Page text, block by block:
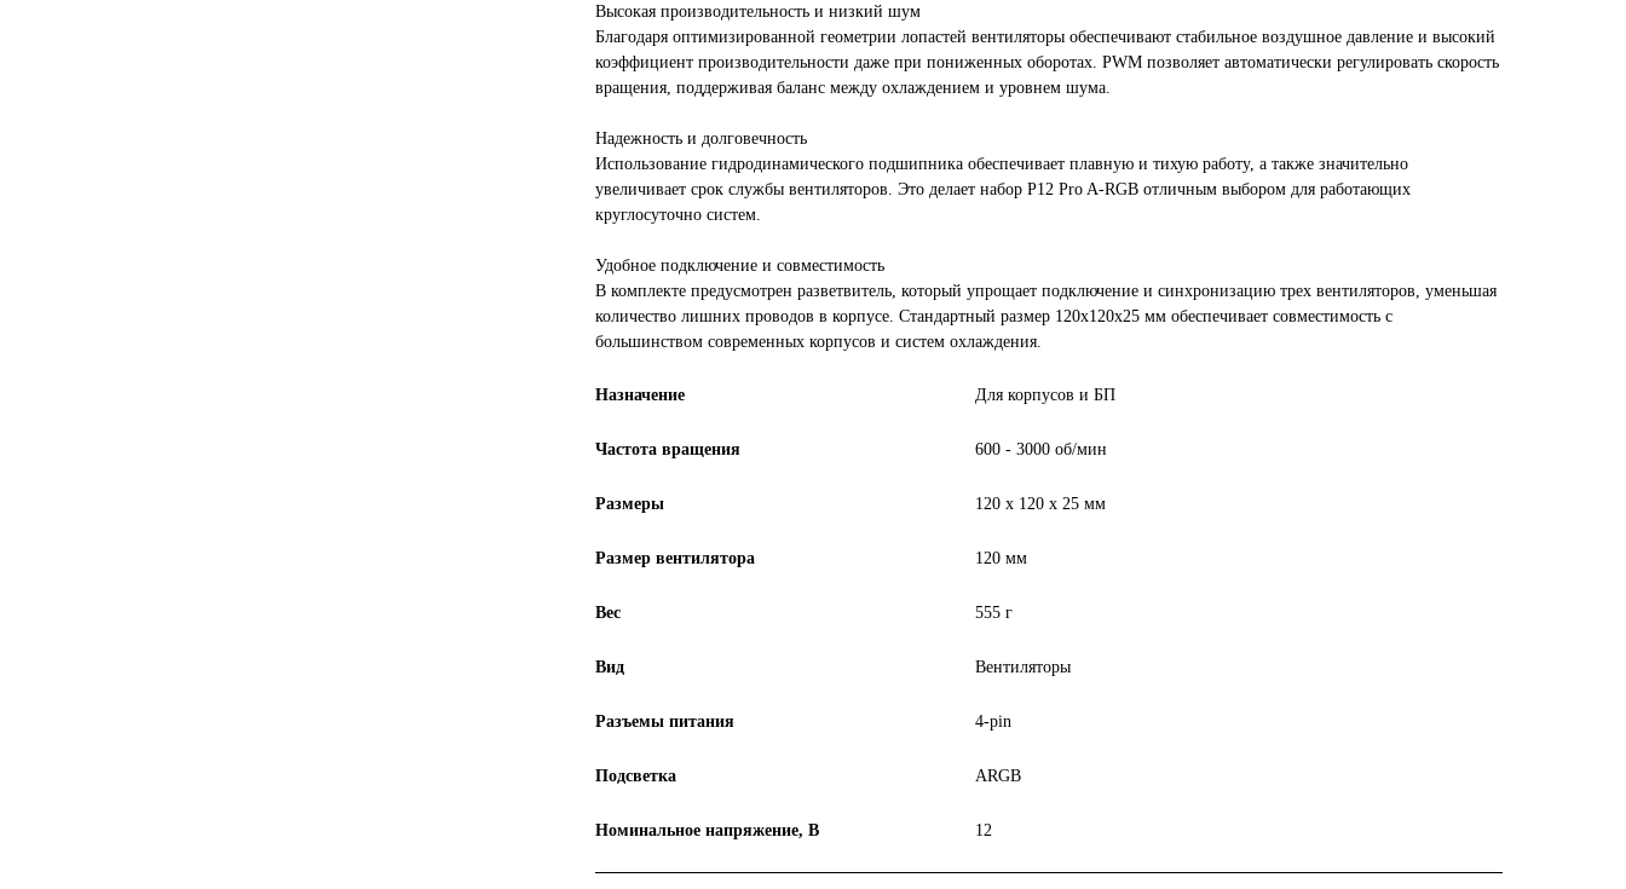
Высокая производительность и низкий шум
Благодаря оптимизированной геометрии лопастей вентиляторы обеспечивают стабильное воздушное давление и высокий
коэффициент производительности даже при пониженных оборотах. PWM позволяет автоматически регулировать скорость
вращения, поддерживая баланс между охлаждением и уровнем шума.
Надежность и долговечность
Использование гидродинамического подшипника обеспечивает плавную и тихую работу, а также значительно
увеличивает срок службы вентиляторов. Это делает набор P12 Pro A-RGB отличным выбором для работающих
круглосуточно систем.
Удобное подключение и совместимость
В комплекте предусмотрен разветвитель, который упрощает подключение и синхронизацию трех вентиляторов, уменьшая
количество лишних проводов в корпусе. Стандартный размер 120х120х25 мм обеспечивает совместимость с
большинством современных корпусов и систем охлаждения.
Назначение Для корпусов и БП
Частота вращения 600 - 3000 об/мин
Размеры 120 х 120 х 25 мм
Размер вентилятора 120 мм
Вес 555 г
Вид Вентиляторы
Разъемы питания 4-pin
Подсветка ARGB
Номинальное напряжение, В 12